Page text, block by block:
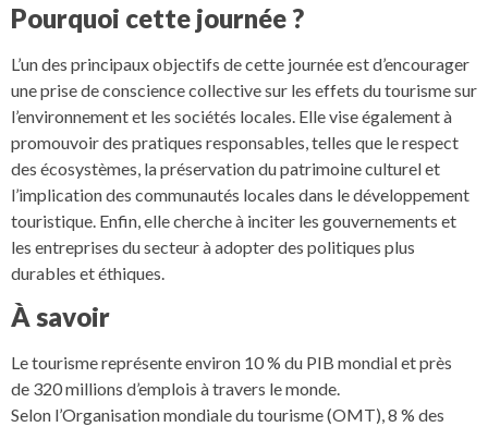
Pourquoi cette journée ?
L’un des principaux objectifs de cette journée est d’encourager
une prise de conscience collective sur les effets du tourisme sur
l’environnement et les sociétés locales. Elle vise également à
promouvoir des pratiques responsables, telles que le respect
des écosystèmes, la préservation du patrimoine culturel et
l’implication des communautés locales dans le développement
touristique. Enfin, elle cherche à inciter les gouvernements et
les entreprises du secteur à adopter des politiques plus
durables et éthiques.
À savoir
Le tourisme représente environ 10 % du PIB mondial et près
de 320 millions d’emplois à travers le monde.
Selon l’Organisation mondiale du tourisme (OMT), 8 % des